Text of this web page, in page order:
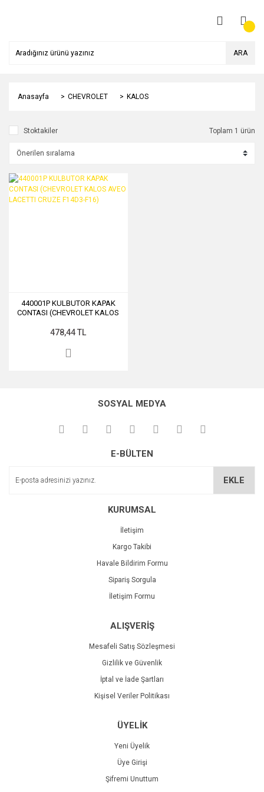
ARA
Anasayfa CHEVROLET KALOS
Stoktakiler Toplam 1 ürün
440001P KULBUTOR KAPAK
CONTASI (CHEVROLET KALOS
F16)
478,44 TL
SOSYAL MEDYA
E-BÜLTEN
EKLE
KURUMSAL
İletişim
Kargo Takibi
Havale Bildirim Formu
Sipariş Sorgula
İletişim Formu
ALIŞVERİŞ
Mesafeli Satış Sözleşmesi
Gizlilik ve Güvenlik
İptal ve İade Şartları
Kişisel Veriler Politikası
ÜYELİK
Yeni Üyelik
Üye Girişi
Şifremi Unuttum